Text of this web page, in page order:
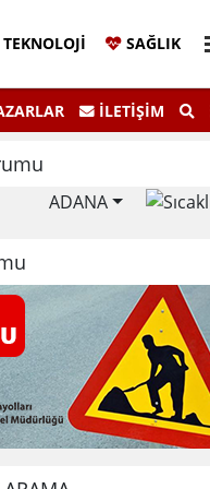
TEKNOLOJI SAĞLIK
Eltin'den Hayati Uyarı
İlaçlama Ölüm Getirir
İLETIŞIM
ADANA